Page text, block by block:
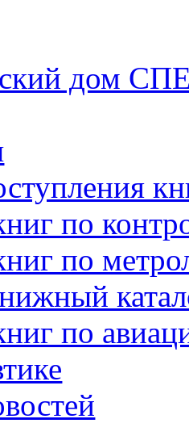
дом
по
по
по